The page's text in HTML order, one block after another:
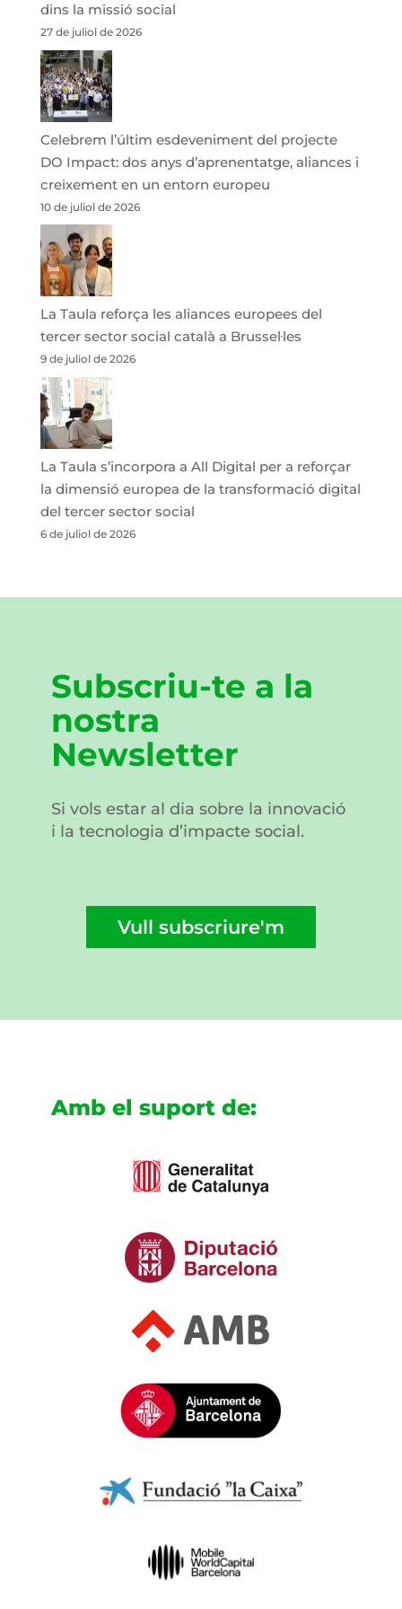
dins la missió social
27 de juliol de 2026
Celebrem l’últim esdeveniment del projecte
DO Impact: dos anys d’aprenentatge, aliances i
creixement en un entorn europeu
10 de juliol de 2026
La Taula reforça les aliances europees del
tercer sector social català a Brussel·les
9 de juliol de 2026
La Taula s’incorpora a All Digital per a reforçar
la dimensió europea de la transformació digital
del tercer sector social
6 de juliol de 2026
Subscriu-te a la
nostra
Newsletter
Si vols estar al dia sobre la innovació
i la tecnologia d’impacte social.
Vull subscriure'm
Amb el suport de: